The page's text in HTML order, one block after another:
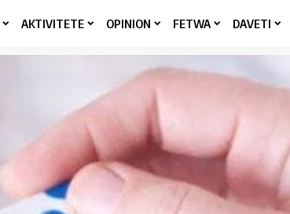
AKTIVITETE OPINION FETWA DAVETI